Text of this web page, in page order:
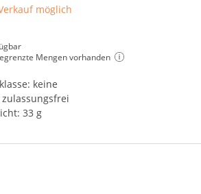
möglich
Mengen vorhanden
keine
33 g